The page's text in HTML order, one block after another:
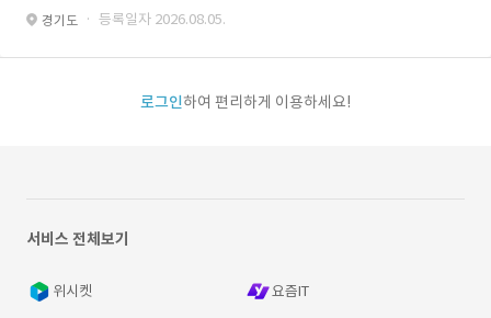
경기도 · 등록일자 2026.08.05.
로그인하여 편리하게 이용하세요!
서비스 전체보기
위시켓 요즘IT